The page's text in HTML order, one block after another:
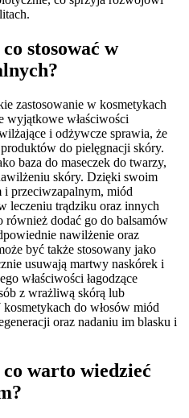
stosować w
zastosowanie w kosmetykach
wyjątkowe właściwości
i odżywcze sprawia, że
do pielęgnacji skóry.
baza do maseczek do twarzy,
skóry. Dzięki swoim
i przeciwzapalnym, miód
leczeniu trądziku oraz innych
również dodać go do balsamów
nawilżenie oraz
być także stosowany jako
usuwają martwy naskórek i
właściwości łagodzące
z wrażliwą skórą lub
do włosów miód
oraz nadaniu im blasku i
warto wiedzieć